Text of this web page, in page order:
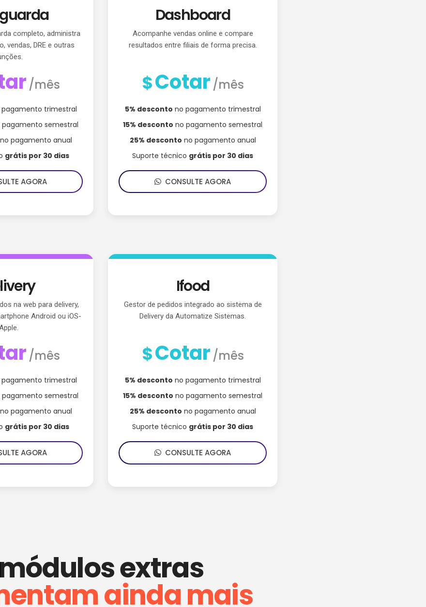
completo, administra
vendas, DRE e outras
/mês
pagamento trimestral
pagamento semestral
no pagamento anual
grátis por 30 dias
AGORA
Dashboard
Acompanhe vendas online e compare
resultados entre filiais de forma precisa.
$Cotar /mês
5% desconto no pagamento trimestral
15% desconto no pagamento semestral
25% desconto no pagamento anual
Suporte técnico grátis por 30 dias
CONSULTE AGORA
na web para delivery,
Android ou iOS-
/mês
pagamento trimestral
pagamento semestral
no pagamento anual
grátis por 30 dias
AGORA
Ifood
Gestor de pedidos integrado ao sistema de
Delivery da Automatize Sistemas.
$Cotar /mês
5% desconto no pagamento trimestral
15% desconto no pagamento semestral
25% desconto no pagamento anual
Suporte técnico grátis por 30 dias
CONSULTE AGORA
módulos extras
ainda mais